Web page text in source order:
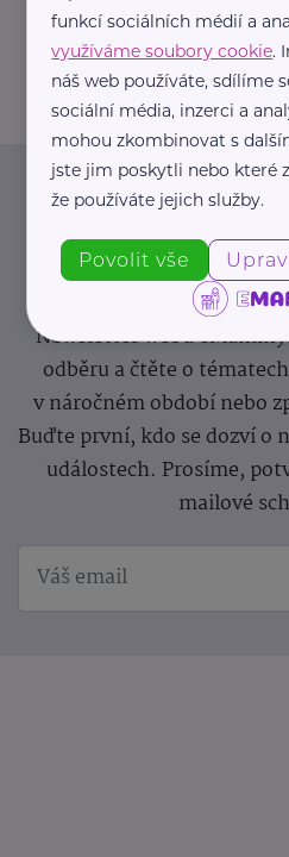
+420 605 244 772
Pravidelný přísun novinek,
podpora pro rodiče i
Newsletter webu
odběru a čtěte o
v náročném období nebo
Buďte první, kdo se dozví o
událostech. Prosíme,
mailové
funkcí sociálních médií a
využíváme soubory cookie.
náš web používáte, sdílíme
sociální média, inzerci a
mohou zkombinovat s
jste jim poskytli nebo které
že používáte jejich služby.
Povolit vše